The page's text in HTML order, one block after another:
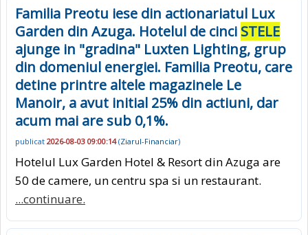
Familia Preotu iese din actionariatul Lux
Garden din Azuga. Hotelul de cinci STELE
ajunge in "gradina" Luxten Lighting, grup
din domeniul energiei. Familia Preotu, care
detine printre altele magazinele Le
Manoir, a avut initial 25% din actiuni, dar
acum mai are sub 0,1%.
publicat 2026-08-03 09:00:14(Ziarul-Financiar)
Hotelul Lux Garden Hotel & Resort din Azuga are
50 de camere, un centru spa si un restaurant.
...continuare.